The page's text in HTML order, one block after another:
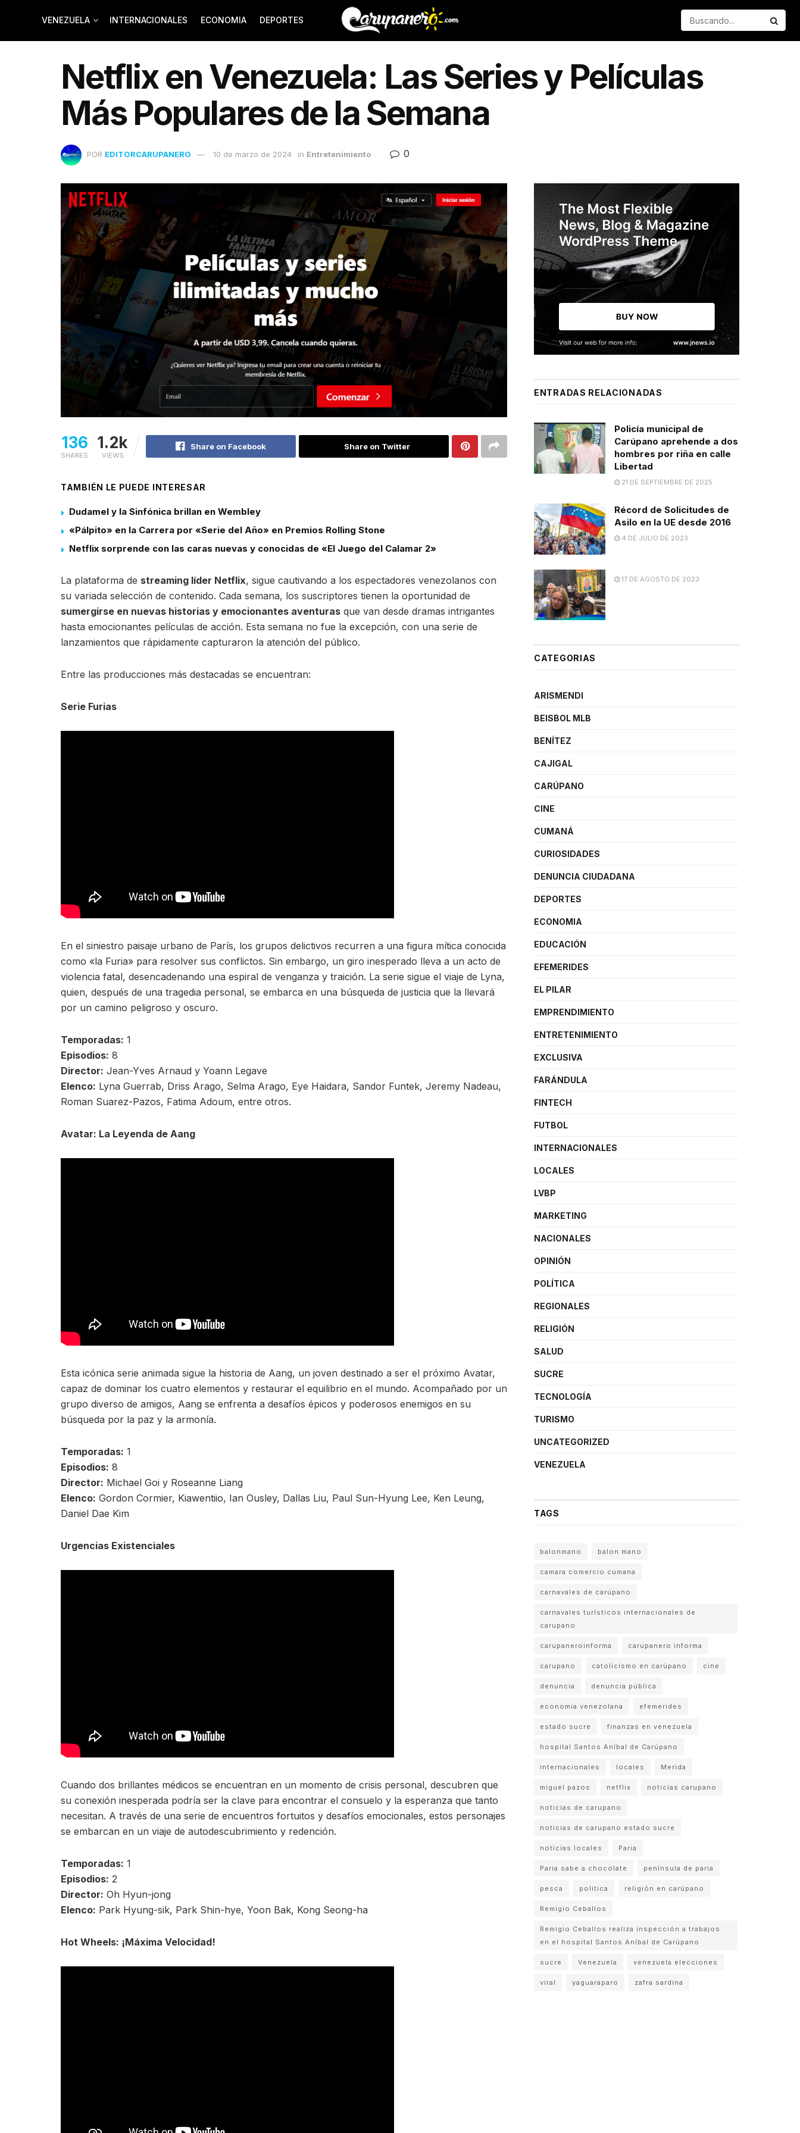
VENEZUELA INTERNACIONALES ECONOMIA DEPORTES
Netflix en Venezuela: Las Series y Películas
Más Populares de la Semana
POR EDITORCARUPANERO 10 de marzo de 2024 in Entretenimiento 0
136
SHARES
1.2k
VIEWS
Share on Facebook Share on Twitter
TAMBIÉN LE PUEDE INTERESAR
Dudamel y la Sinfónica brillan en Wembley
«Pálpito» en la Carrera por «Serie del Año» en Premios Rolling Stone
Netflix sorprende con las caras nuevas y conocidas de «El Juego del Calamar 2»
La plataforma de streaming líder Netflix, sigue cautivando a los espectadores venezolanos con
su variada selección de contenido. Cada semana, los suscriptores tienen la oportunidad de
sumergirse en nuevas historias y emocionantes aventuras que van desde dramas intrigantes
hasta emocionantes películas de acción. Esta semana no fue la excepción, con una serie de
lanzamientos que rápidamente capturaron la atención del público.
Entre las producciones más destacadas se encuentran:
Serie Furias
En el siniestro paisaje urbano de París, los grupos delictivos recurren a una figura mítica conocida
como «la Furia» para resolver sus conflictos. Sin embargo, un giro inesperado lleva a un acto de
violencia fatal, desencadenando una espiral de venganza y traición. La serie sigue el viaje de Lyna,
quien, después de una tragedia personal, se embarca en una búsqueda de justicia que la llevará
por un camino peligroso y oscuro.
Temporadas: 1
Episodios: 8
Director: Jean-Yves Arnaud y Yoann Legave
Elenco: Lyna Guerrab, Driss Arago, Selma Arago, Eye Haidara, Sandor Funtek, Jeremy Nadeau,
Roman Suarez-Pazos, Fatima Adoum, entre otros.
Avatar: La Leyenda de Aang
Esta icónica serie animada sigue la historia de Aang, un joven destinado a ser el próximo Avatar,
capaz de dominar los cuatro elementos y restaurar el equilibrio en el mundo. Acompañado por un
grupo diverso de amigos, Aang se enfrenta a desafíos épicos y poderosos enemigos en su
búsqueda por la paz y la armonía.
Temporadas: 1
Episodios: 8
Director: Michael Goi y Roseanne Liang
Elenco: Gordon Cormier, Kiawentiio, Ian Ousley, Dallas Liu, Paul Sun-Hyung Lee, Ken Leung,
Daniel Dae Kim
Urgencias Existenciales
Cuando dos brillantes médicos se encuentran en un momento de crisis personal, descubren que
su conexión inesperada podría ser la clave para encontrar el consuelo y la esperanza que tanto
necesitan. A través de una serie de encuentros fortuitos y desafíos emocionales, estos personajes
se embarcan en un viaje de autodescubrimiento y redención.
Temporadas: 1
Episodios: 2
Director: Oh Hyun-jong
Elenco: Park Hyung-sik, Park Shin-hye, Yoon Bak, Kong Seong-ha
Hot Wheels: ¡Máxima Velocidad!
ENTRADAS RELACIONADAS
Policía municipal de
Carúpano aprehende a dos
hombres por riña en calle
Libertad
21 DE SEPTIEMBRE DE 2025
Récord de Solicitudes de
Asilo en la UE desde 2016
4 DE JULIO DE 2023
17 DE AGOSTO DE 2023
CATEGORIAS
ARISMENDI
BEISBOL MLB
BENÍTEZ
CAJIGAL
CARÚPANO
CINE
CUMANÁ
CURIOSIDADES
DENUNCIA CIUDADANA
DEPORTES
ECONOMIA
EDUCACIÓN
EFEMERIDES
EL PILAR
EMPRENDIMIENTO
ENTRETENIMIENTO
EXCLUSIVA
FARÁNDULA
FINTECH
FUTBOL
INTERNACIONALES
LOCALES
LVBP
MARKETING
NACIONALES
OPINIÓN
POLÍTICA
REGIONALES
RELIGIÓN
SALUD
SUCRE
TECNOLOGÍA
TURISMO
UNCATEGORIZED
VENEZUELA
TAGS
balonmano balon mano
camara comercio cumana
carnavales de carúpano
carnavales turísticos internacionales de
carupano
carupaneroinforma carupanero informa
carupano catolicismo en carúpano cine
denuncia denuncia pública
economia venezolana efemerides
estado sucre finanzas en venezuela
hospital Santos Aníbal de Carúpano
internacionales locales Merida
miguel pazos netflix noticias carupano
noticias de carupano
noticias de carupano estado sucre
noticias locales Paria
Paria sabe a chocolate península de paria
pesca politica religión en carúpano
Remigio Ceballos
Remigio Ceballos realiza inspección a trabajos
en el hospital Santos Aníbal de Carúpano
sucre Venezuela venezuela elecciones
viral yaguaraparo zafra sardina